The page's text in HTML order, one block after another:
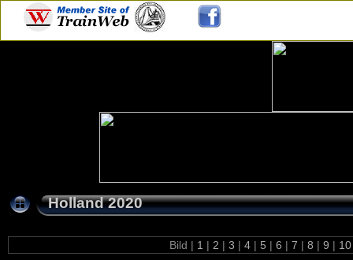
Holland 2020
Bild | 1 | 2 | 3 | 4 | 5 | 6 | 7 | 8 | 9 |